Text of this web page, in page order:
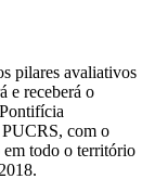
pilares avaliativos
e receberá o
com o
todo o território